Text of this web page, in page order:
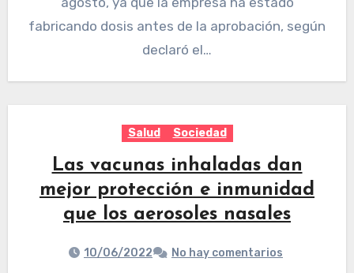
fabricando dosis antes de la aprobación, según
declaró el…
Salud Sociedad
Las vacunas inhaladas dan
mejor protección e inmunidad
que los aerosoles nasales
10/06/2022 No hay comentarios